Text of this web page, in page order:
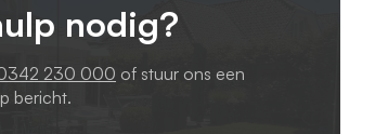
nodig?
230 000 of stuur ons een
bericht.